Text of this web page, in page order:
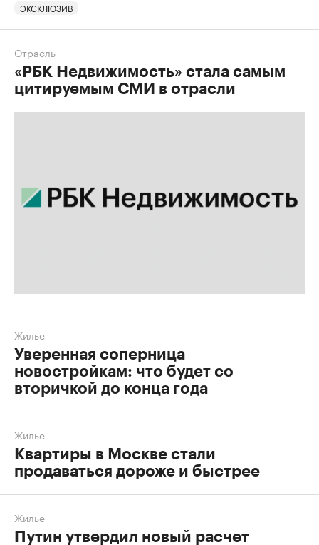
ЭКСКЛЮЗИВ
Отрасль
«РБК Недвижимость» стала самым
цитируемым СМИ в отрасли
Жилье
Уверенная соперница
новостройкам: что будет со
вторичкой до конца года
Жилье
Квартиры в Москве стали
продаваться дороже и быстрее
Жилье
Путин утвердил новый расчет